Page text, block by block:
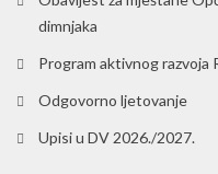
dimnjaka
Program aktivnog razvoja
Odgovorno ljetovanje
Upisi u DV 2026./2027.